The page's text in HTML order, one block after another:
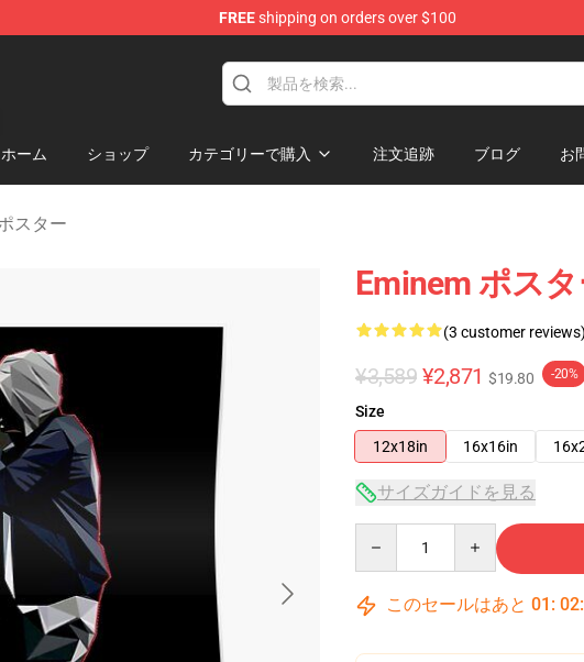
FREEshipping on orders over $100
Shop
ホーム ショップ カテゴリーで購入 注文追跡 ブログ お
スター
Eminem ポス
(3 customer
¥3,589 ¥2,871 $19.80 -20%
Size
12x18in
16x16in
サイズガイドを見る
このセールはあと 01 : 02